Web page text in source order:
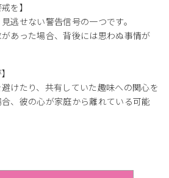
を】
逃せない警告信号の一つです。
あった場合、背後には思わぬ事情が
けたり、共有していた趣味への関心を
、彼の心が家庭から離れている可能